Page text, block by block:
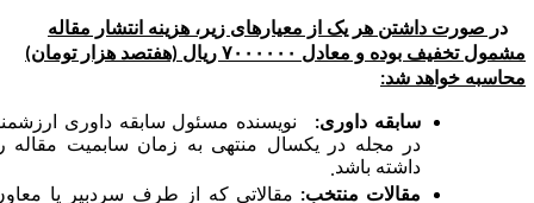
ر صورت داشتن هر یک از معیارهای زیر، هزینه انتشار مقاله
مشمول تخفیف بوده و معادل ۷۰۰۰۰۰۰ ریال (هفتصد هزار تومان)
خواهد شد:
سابقه داوری: نویسنده مسئول سابقه داوری ارزشمند
در مجله در یکسال منتهی به زمان سابمیت مقاله را
داشته باشد.
مقالات منتخب: مقالاتی که از طرف سردبیر یا معاون